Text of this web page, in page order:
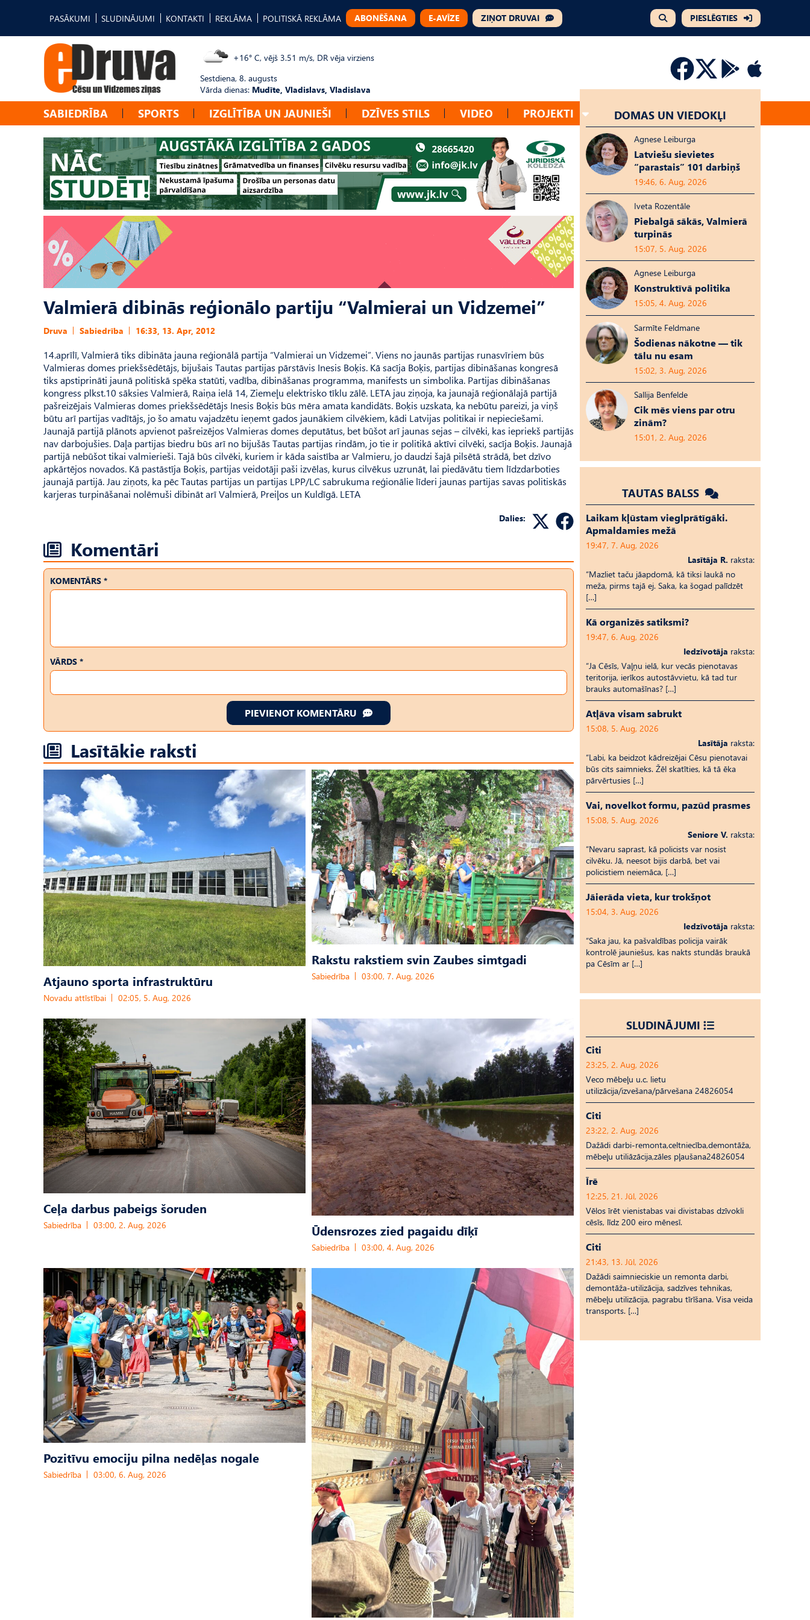
PASĀKUMI SLUDINĀJUMI KONTAKTI REKLĀMA POLITISKĀ REKLĀMA ABONĒŠANA E-AVĪZE ZIŅOT DRUVAI PIESLĒGTIES
+16° C, vējš 3.51 m/s, DR vēja virziens
Sestdiena, 8. augusts
Vārda dienas: Mudīte, Vladislavs, Vladislava
SABIEDRĪBA SPORTS IZGLĪTĪBA UN JAUNIEŠI DZĪVES STILS VIDEO PROJEKTI
Valmierā dibinās reģionālo partiju “Valmierai un Vidzemei”
Druva Sabiedrība 16:33, 13. Apr, 2012
14.aprīlī, Valmierā tiks dibināta jauna reģionālā partija “Valmierai un Vidzemei”. Viens no jaunās partijas runasvīriem būs
Valmieras domes priekšsēdētājs, bijušais Tautas partijas pārstāvis Inesis Boķis. Kā sacīja Boķis, partijas dibināšanas kongresā
tiks apstiprināti jaunā politiskā spēka statūti, vadība, dibināšanas programma, manifests un simbolika. Partijas dibināšanas
kongress plkst.10 sāksies Valmierā, Raiņa ielā 14, Ziemeļu elektrisko tīklu zālē. LETA jau ziņoja, ka jaunajā reģionālajā partijā
pašreizējais Valmieras domes priekšsēdētājs Inesis Boķis būs mēra amata kandidāts. Boķis uzskata, ka nebūtu pareizi, ja viņš
būtu arī partijas vadītājs, jo šo amatu vajadzētu ieņemt gados jaunākiem cilvēkiem, kādi Latvijas politikai ir nepieciešami.
Jaunajā partijā plānots apvienot pašreizējos Valmieras domes deputātus, bet būšot arī jaunas sejas – cilvēki, kas iepriekš partijās
nav darbojušies. Daļa partijas biedru būs arī no bijušās Tautas partijas rindām, jo tie ir politikā aktīvi cilvēki, sacīja Boķis. Jaunajā
partijā nebūšot tikai valmierieši. Tajā būs cilvēki, kuriem ir kāda saistība ar Valmieru, jo daudzi šajā pilsētā strādā, bet dzīvo
apkārtējos novados. Kā pastāstīja Boķis, partijas veidotāji paši izvēlas, kurus cilvēkus uzrunāt, lai piedāvātu tiem līdzdarboties
jaunajā partijā. Jau ziņots, ka pēc Tautas partijas un partijas LPP/LC sabrukuma reģionālie līderi jaunas partijas savas politiskās
karjeras turpināšanai nolēmuši dibināt arī Valmierā, Preiļos un Kuldīgā. LETA
Dalies:
Komentāri
KOMENTĀRS *
VĀRDS *
PIEVIENOT KOMENTĀRU
Lasītākie raksti
Atjauno sporta infrastruktūru
Novadu attīstībai 02:05, 5. Aug, 2026
Rakstu rakstiem svin Zaubes simtgadi
Sabiedrība 03:00, 7. Aug, 2026
Ceļa darbus pabeigs šoruden
Sabiedrība 03:00, 2. Aug, 2026 Ūdensrozes zied pagaidu dīķī
Sabiedrība 03:00, 4. Aug, 2026
Pozitīvu emociju pilna nedēļas nogale
Sabiedrība 03:00, 6. Aug, 2026
DOMAS UN VIEDOKĻI
Agnese Leiburga
Latviešu sievietes
“parastais” 101 darbiņš
19:46, 6. Aug, 2026
Iveta Rozentāle
Piebalgā sākās, Valmierā
turpinās
15:07, 5. Aug, 2026
Agnese Leiburga
Konstruktīvā politika
15:05, 4. Aug, 2026
Sarmīte Feldmane
Šodienas nākotne — tik
tālu nu esam
15:02, 3. Aug, 2026
Sallija Benfelde
Cik mēs viens par otru
zinām?
15:01, 2. Aug, 2026
TAUTAS BALSS
Laikam kļūstam vieglprātīgāki.
Apmaldamies mežā
19:47, 7. Aug, 2026
Lasītāja R. raksta:
“Mazliet taču jāapdomā, kā tiksi laukā no
meža, pirms tajā ej. Saka, ka šogad palīdzēt
[…]
Kā organizēs satiksmi?
19:47, 6. Aug, 2026
Iedzīvotāja raksta:
“Ja Cēsīs, Vaļņu ielā, kur vecās pienotavas
teritorija, ierīkos autostāvvietu, kā tad tur
brauks automašīnas? […]
Atļāva visam sabrukt
15:08, 5. Aug, 2026
Lasītāja raksta:
“Labi, ka beidzot kādreizējai Cēsu pienotavai
būs cits saimnieks. Žēl skatīties, kā tā ēka
pārvērtusies […]
Vai, novelkot formu, pazūd prasmes
15:08, 5. Aug, 2026
Seniore V. raksta:
“Nevaru saprast, kā policists var nosist
cilvēku. Jā, neesot bijis darbā, bet vai
policistiem neiemāca, […]
Jāierāda vieta, kur trokšņot
15:04, 3. Aug, 2026
Iedzīvotāja raksta:
“Saka jau, ka pašvaldības policija vairāk
kontrolē jauniešus, kas nakts stundās braukā
pa Cēsīm ar […]
SLUDINĀJUMI
Citi
23:25, 2. Aug, 2026
Veco mēbeļu u.c. lietu
utilizācija/izvešana/pārvešana 24826054
Citi
23:22, 2. Aug, 2026
Dažādi darbi-remonta,celtniecība,demontāža,
mēbeļu utiliāzācija,zāles pļaušana24826054
Īrē
12:25, 21. Jūl, 2026
Vēlos īrēt vienistabas vai divistabas dzīvokli
cēsīs, līdz 200 eiro mēnesī.
Citi
21:43, 13. Jūl, 2026
Dažādi saimnieciskie un remonta darbi,
demontāža-utilizācija, sadzīves tehnikas,
mēbeļu utilizācija, pagrabu tīrīšana. Visa veida
transports. […]